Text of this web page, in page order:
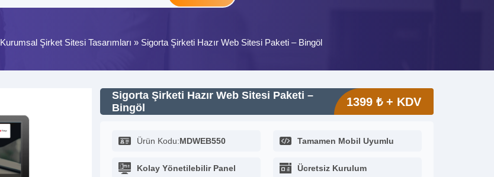
Kurumsal Şirket Sitesi Tasarımları » Sigorta Şirketi Hazır Web Sitesi Paketi – Bingöl
Sigorta Şirketi Hazır Web Sitesi Paketi –
Bingöl
1399 ₺ + KDV
Ürün Kodu:MDWEB550 Tamamen Mobil Uyumlu
Kolay Yönetilebilir Panel Ücretsiz Kurulum